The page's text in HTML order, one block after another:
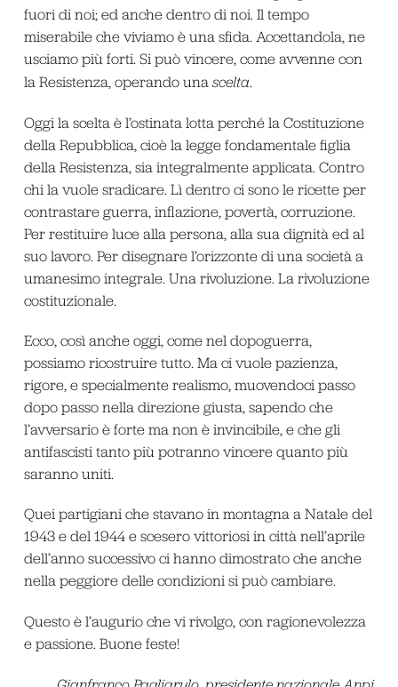
fuori di noi; ed anche dentro di noi. Il tempo
miserabile che viviamo è una sfida. Accettandola, ne
usciamo più forti. Si può vincere, come avvenne con
la Resistenza, operando una scelta.
Oggi la scelta è l’ostinata lotta perché la Costituzione
della Repubblica, cioè la legge fondamentale figlia
della Resistenza, sia integralmente applicata. Contro
chi la vuole sradicare. Lì dentro ci sono le ricette per
contrastare guerra, inflazione, povertà, corruzione.
Per restituire luce alla persona, alla sua dignità ed al
suo lavoro. Per disegnare l’orizzonte di una società a
umanesimo integrale. Una rivoluzione. La rivoluzione
costituzionale.
Ecco, così anche oggi, come nel dopoguerra,
possiamo ricostruire tutto. Ma ci vuole pazienza,
rigore, e specialmente realismo, muovendoci passo
dopo passo nella direzione giusta, sapendo che
l’avversario è forte ma non è invincibile, e che gli
antifascisti tanto più potranno vincere quanto più
saranno uniti.
Quei partigiani che stavano in montagna a Natale del
1943 e del 1944 e scesero vittoriosi in città nell’aprile
dell’anno successivo ci hanno dimostrato che anche
nella peggiore delle condizioni si può cambiare.
Questo è l’augurio che vi rivolgo, con ragionevolezza
e passione. Buone feste!